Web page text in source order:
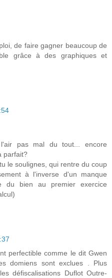
de faire gagner beaucoup de
grâce à des graphiques et
pas mal du tout... encore
parfait?
le soulignes, qui rentre du coup
à l'inverse d'un manque
du bien au premier exercice
perfectible comme le dit Gwen
domiens sont exclues . Plus
défiscalisations Duflot Outre-